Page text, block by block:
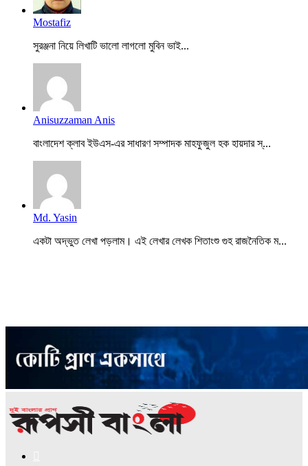
Mostafiz
সুরঞ্জনা নিয়ে লিখাটি ভালো লাগলো মুবিন ভাই...
Anisuzzaman Anis
বাংলাদেশ ক্লাব ইউএস-এর সাধারণ সম্পাদক মাহফুজুল হক হায়দার স্...
Md. Yasin
একটা অদ্ভুত লেখা পড়লাম। এই লেখার লেখক শিতাংশু গুহ রাজনৈতিক ম...